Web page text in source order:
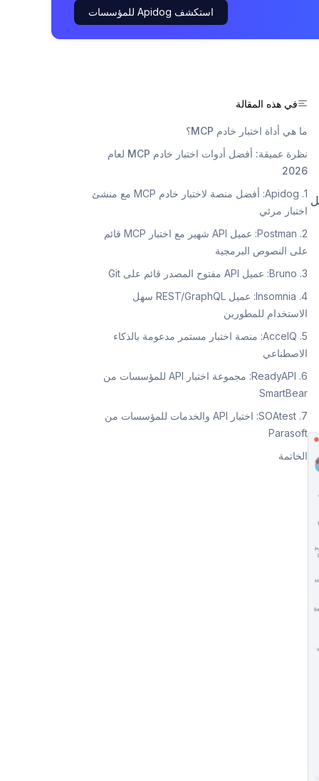
استكشف Apidog للمؤسسات
في هذه المقالة
ما هي أداة اختبار خادم MCP؟
نظرة عميقة: أفضل أدوات اختبار خادم MCP لعام
2026
1. Apidog: أفضل منصة لاختبار خادم MCP مع منشئ
اختبار مرئي
2. Postman: عميل API شهير مع اختبار MCP قائم
على النصوص البرمجية
3. Bruno: عميل API مفتوح المصدر قائم على Git
4. Insomnia: عميل REST/GraphQL سهل
الاستخدام للمطورين
5. AccelQ: منصة اختبار مستمر مدعومة بالذكاء
الاصطناعي
6. ReadyAPI: مجموعة اختبار API للمؤسسات من
SmartBear
7. SOAtest: اختبار API والخدمات للمؤسسات من
Parasoft
الخاتمة